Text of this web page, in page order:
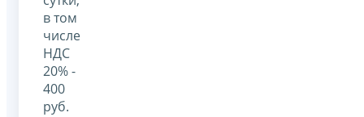
в том
числе
НДС
20% -
400
руб.